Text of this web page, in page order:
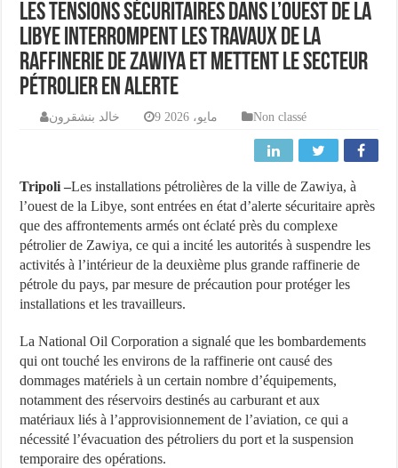
Les tensions sécuritaires dans l’ouest de la
Libye interrompent les travaux de la
raffinerie de Zawiya et mettent le secteur
pétrolier en alerte
خالد بنشقرون 9 مايو، 2026 Non classé
Tripoli –Les installations pétrolières de la ville de Zawiya, à
l’ouest de la Libye, sont entrées en état d’alerte sécuritaire après
que des affrontements armés ont éclaté près du complexe
pétrolier de Zawiya, ce qui a incité les autorités à suspendre les
activités à l’intérieur de la deuxième plus grande raffinerie de
pétrole du pays, par mesure de précaution pour protéger les
installations et les travailleurs.
La National Oil Corporation a signalé que les bombardements
qui ont touché les environs de la raffinerie ont causé des
dommages matériels à un certain nombre d’équipements,
notamment des réservoirs destinés au carburant et aux
matériaux liés à l’approvisionnement de l’aviation, ce qui a
nécessité l’évacuation des pétroliers du port et la suspension
temporaire des opérations.